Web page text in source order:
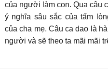
của người làm con. Qua câu
ý nghĩa sâu sắc của tấm
của cha mẹ. Câu ca dao là
người và sẽ theo ta mãi mãi